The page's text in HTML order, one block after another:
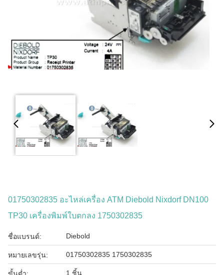
01750302835 อะไหล่เครื่อง ATM Diebold Nixdorf DN100
TP30 เครื่องพิมพ์ใบตกลง 1750302835
ชื่อแบรนด์: Diebold
หมายเลขรุ่น: 01750302835 1750302835
1 ชิ้น